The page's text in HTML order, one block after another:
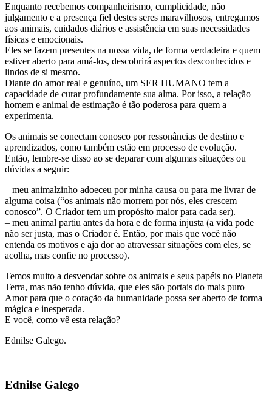
Enquanto recebemos companheirismo, cumplicidade, não
julgamento e a presença fiel destes seres maravilhosos, entregamos
aos animais, cuidados diários e assistência em suas necessidades
físicas e emocionais.
Eles se fazem presentes na nossa vida, de forma verdadeira e quem
estiver aberto para amá-los, descobrirá aspectos desconhecidos e
lindos de si mesmo.
Diante do amor real e genuíno, um SER HUMANO tem a
capacidade de curar profundamente sua alma. Por isso, a relação
homem e animal de estimação é tão poderosa para quem a
experimenta.
Os animais se conectam conosco por ressonâncias de destino e
aprendizados, como também estão em processo de evolução.
Então, lembre-se disso ao se deparar com algumas situações ou
dúvidas a seguir:
– meu animalzinho adoeceu por minha causa ou para me livrar de
alguma coisa (“os animais não morrem por nós, eles crescem
conosco”. O Criador tem um propósito maior para cada ser).
– ⁠meu animal partiu antes da hora e de forma injusta (a vida pode
não ser justa, mas o Criador é. Então, por mais que você não
entenda os motivos e aja dor ao atravessar situações com eles, se
acolha, mas confie no processo).
Temos muito a desvendar sobre os animais e seus papéis no Planeta
Terra, mas não tenho dúvida, que eles são portais do mais puro
Amor para que o coração da humanidade possa ser aberto de forma
mágica e inesperada.
E você, como vê esta relação?
Ednilse Galego.
Ednilse Galego